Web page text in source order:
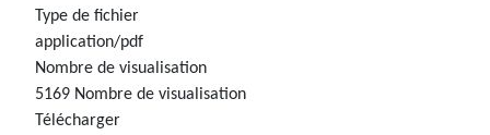
Type de fichier
application/pdf
Nombre de visualisation
5169 Nombre de visualisation
Télécharger